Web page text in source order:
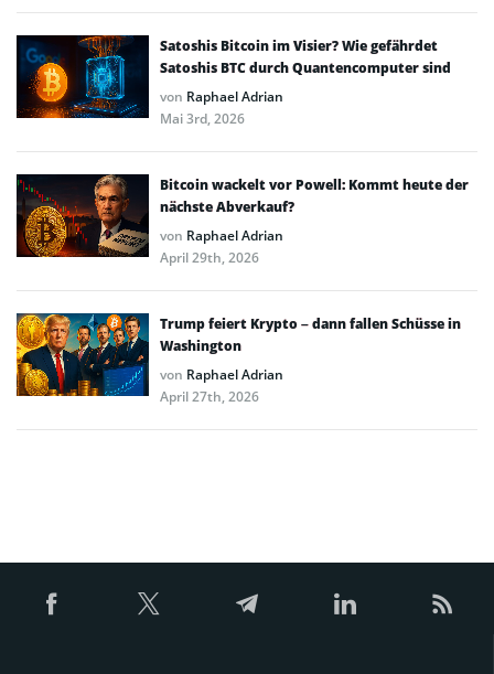
Satoshis Bitcoin im Visier? Wie gefährdet
Satoshis BTC durch Quantencomputer sind
von Raphael Adrian
Mai 3rd, 2026
Bitcoin wackelt vor Powell: Kommt heute der
nächste Abverkauf?
von Raphael Adrian
April 29th, 2026
Trump feiert Krypto – dann fallen Schüsse in
Washington
von Raphael Adrian
April 27th, 2026